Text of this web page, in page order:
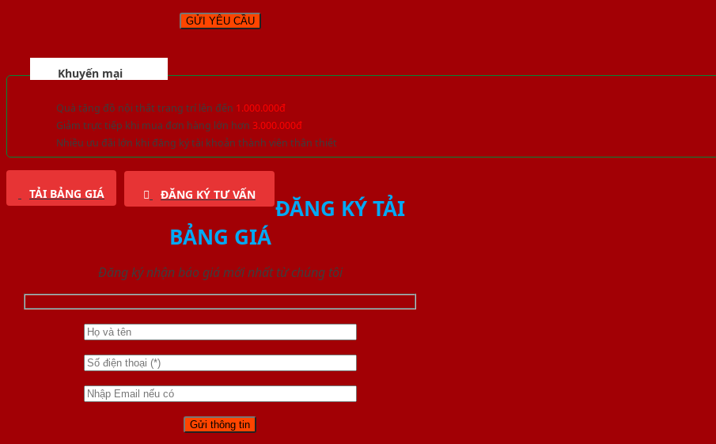
Khuyến mại
Quà tặng đồ nội thất trang trí lên đến 1.000.000đ
Giảm trực tiếp khi mua đơn hàng lớn hơn 3.000.000đ
Nhiều ưu đãi lớn khi đăng ký tài khoản thành viên thân thiết
TẢI BẢNG GIÁ ĐĂNG KÝ TƯ VẤN
ĐĂNG KÝ TẢI
BẢNG GIÁ
Đăng ký nhận báo giá mới nhất từ chúng tôi